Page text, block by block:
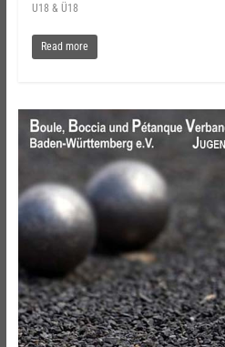
U18 & Ü18
Read more